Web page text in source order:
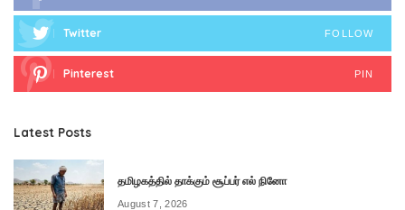
Twitter FOLLOW
Pinterest PIN
Latest Posts
தமிழகத்தில் தாக்கும் சூப்பர் எல் நினோ
August 7, 2026